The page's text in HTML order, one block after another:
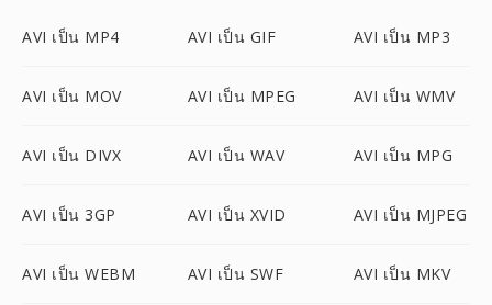
AVI เป็น MP4 AVI เป็น GIF AVI เป็น MP3
AVI เป็น MOV AVI เป็น MPEG AVI เป็น WMV
AVI เป็น DIVX AVI เป็น WAV AVI เป็น MPG
AVI เป็น 3GP AVI เป็น XVID AVI เป็น MJPEG
AVI เป็น WEBM AVI เป็น SWF AVI เป็น MKV